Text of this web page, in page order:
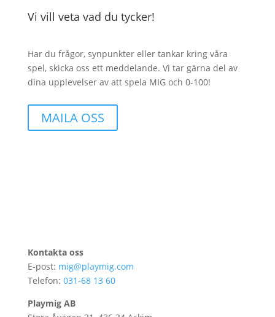
Vi vill veta vad du tycker!
Har du frågor, synpunkter eller tankar kring våra
spel, skicka oss ett meddelande. Vi tar gärna del av
dina upplevelser av att spela MIG och 0-100!
MAILA OSS
Kontakta oss
E-post: mig@playmig.com
Telefon: 031-68 13 60
Playmig AB